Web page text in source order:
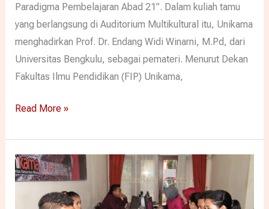
Paradigma Pembelajaran Abad 21”. Dalam kuliah tamu
yang berlangsung di Auditorium Multikultural itu, Unikama
menghadirkan Prof. Dr. Endang Widi Winarni, M.Pd, dari
Universitas Bengkulu, sebagai pemateri. Menurut Dekan
Fakultas Ilmu Pendidikan (FIP) Unikama,
Read More »
PGSD
Unikama